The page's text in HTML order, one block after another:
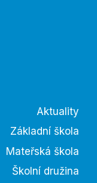
Aktuality
Základní škola
Mateřská škola
Školní družina